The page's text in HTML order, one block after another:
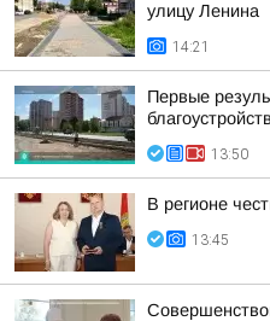
улицу Ленина
14:21
Первые
13:50
В регионе
13:45